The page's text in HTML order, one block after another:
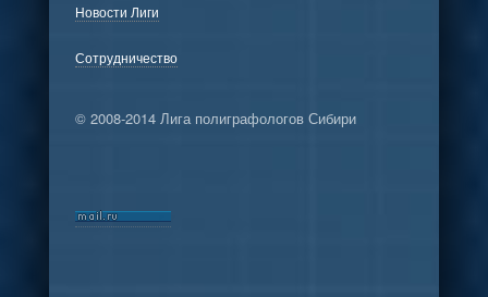
Новости Лиги
Сотрудничество
© 2008-2014 Лига полиграфологов Сибири